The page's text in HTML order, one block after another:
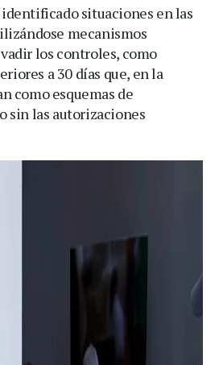
situaciones en las
mecanismos
los controles, como
a 30 días que, en la
como esquemas de
sin las autorizaciones